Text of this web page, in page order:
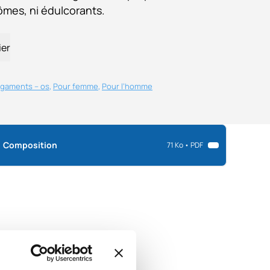
ni édulcorants.
– os, Pour femme, Pour l’homme
Composition 71 Ko • PDF